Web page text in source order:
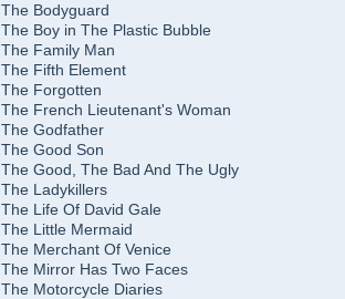
The Bodyguard
The Boy in The Plastic Bubble
The Family Man
The Fifth Element
The Forgotten
The French Lieutenant's Woman
The Godfather
The Good Son
The Good, The Bad And The Ugly
The Ladykillers
The Life Of David Gale
The Little Mermaid
The Merchant Of Venice
The Mirror Has Two Faces
The Motorcycle Diaries